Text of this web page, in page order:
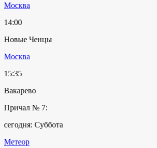
Москва
14:00
Новые Ченцы
Москва
15:35
Вакарево
Причал № 7:
сегодня: Суббота
Метеор